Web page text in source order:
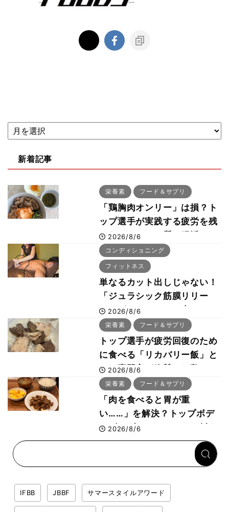
新着記事
栄養素 フード＆サプリ
「鶏胸肉オンリー」は損？ト
ップ選手が実践する疲労を残
さないタンパク質＆腸活コン
ボ
2026/8/6
コンディショニング
フィットネス
単なるカット出しじゃない！
「ジュラシック筋膜リリー
ス」が口コミだけで大ヒット
した納得の理由 木澤大祐が
解説
2026/8/6
栄養素 フード＆サプリ
トップ選手が疲労回復のため
に食べる「リカバリー飯」と
は？専門家が絶賛した鶏レバ
ー活用法
2026/8/6
栄養素 フード＆サプリ
「肉を食べると胃が重
い……」を解決？トップボデ
ィビルダーのリカバリー飯を
専門家がロジカル解説
2026/8/6
IFBB JBBF サマースタイルアワード